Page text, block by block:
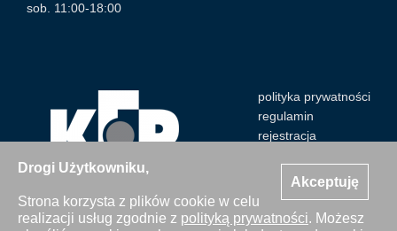
Akceptuję
Drogi Użytkowniku,
Strona korzysta z plików cookie w celu
realizacji usług zgodnie z polityką prywatności. Możesz
sob. 11:00-18:00
polityka prywatności
regulamin
rejestracja
Wszystkie zdjęcia Agencji Kosycarz Foto Press/KFP są